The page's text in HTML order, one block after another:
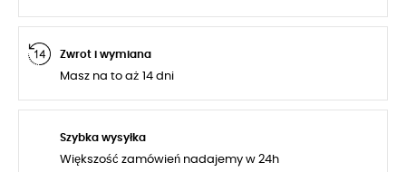
Zwrot i wymiana
Masz na to aż 14 dni
Szybka wysyłka
Większość zamówień nadajemy w 24h